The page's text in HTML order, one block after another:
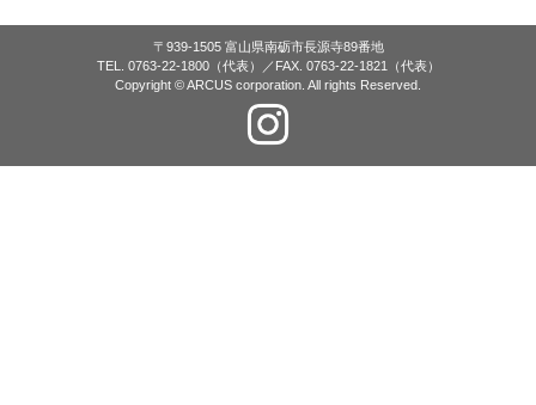
〒939-1505 富山県南砺市長源寺89番地
TEL. 0763-22-1800（代表）／FAX. 0763-22-1821（代表）
Copyright © ARCUS corporation. All rights Reserved.